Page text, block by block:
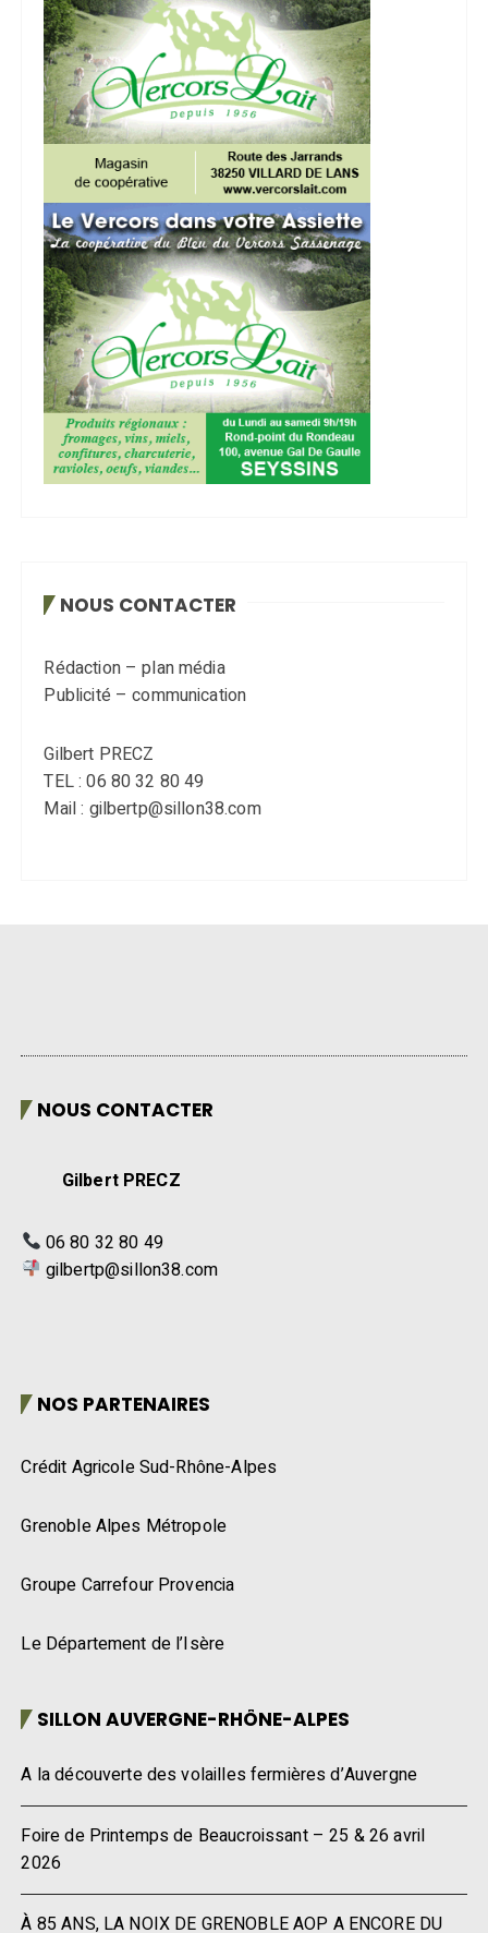
NOUS CONTACTER
Rédaction – plan média
Publicité – communication
Gilbert PRECZ
TEL : 06 80 32 80 49
Mail : gilbertp@sillon38.com
NOUS CONTACTER
Gilbert PRECZ
06 80 32 80 49
gilbertp@sillon38.com
NOS PARTENAIRES
Crédit Agricole Sud-Rhône-Alpes
Grenoble Alpes Métropole
Groupe Carrefour Provencia
Le Département de l’Isère
SILLON AUVERGNE-RHÔNE-ALPES
A la découverte des volailles fermières d’Auvergne
Foire de Printemps de Beaucroissant – 25 & 26 avril
2026
À 85 ANS, LA NOIX DE GRENOBLE AOP A ENCORE DU